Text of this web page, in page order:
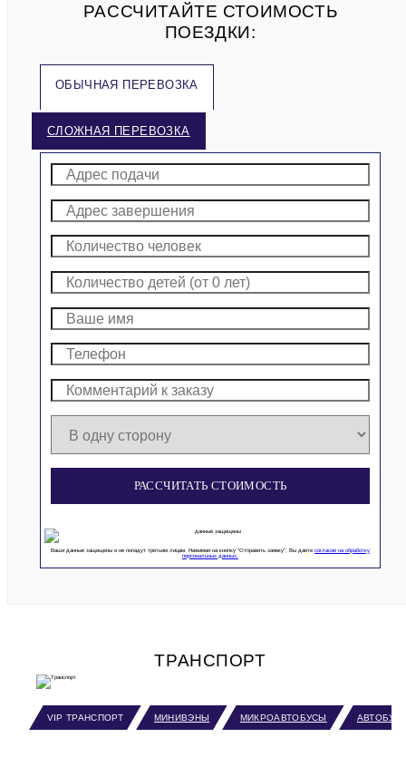
РАССЧИТАЙТЕ СТОИМОСТЬ
ПОЕЗДКИ:
ОБЫЧНАЯ ПЕРЕВОЗКА
СЛОЖНАЯ ПЕРЕВОЗКА
РАССЧИТАТЬ СТОИМОСТЬ
Ваши данные защищены и не попадут третьим лицам. Нажимая на кнопку “Отправить заявку”, Вы даете согласие на обработку
персональных данных.
ТРАНСПОРТ
VIP ТРАНСПОРТ МИНИВЭНЫ МИКРОАВТОБУСЫ